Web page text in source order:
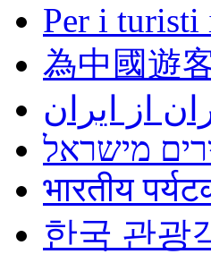
Per i turisti
為中國遊
از ایران
מישראל
भारतीय
한국 관광